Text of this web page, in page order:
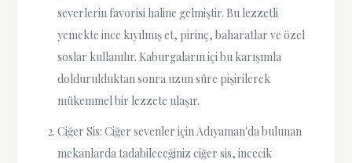
severlerin favorisi haline gelmiştir. Bu lezzetli
yemekte ince kıyılmış et, pirinç, baharatlar ve özel
soslar kullanılır. Kaburgaların içi bu karışımla
doldurulduktan sonra uzun süre pişirilerek
mükemmel bir lezzete ulaşır.
Ciğer Sis: Ciğer sevenler için Adıyaman'da bulunan
mekanlarda tadabileceğiniz ciğer sis, incecik